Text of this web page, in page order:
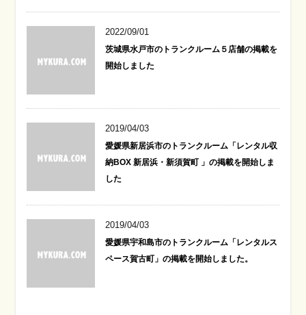
2022/09/01
茨城県水戸市のトランクルーム５店舗の掲載を
開始しました
2019/04/03
愛媛県新居浜市のトランクルーム「レンタル収
納BOX 新居浜・新須賀町 」の掲載を開始しま
した
2019/04/03
愛媛県宇和島市のトランクルーム「レンタルス
ペース賀古町」の掲載を開始しました。